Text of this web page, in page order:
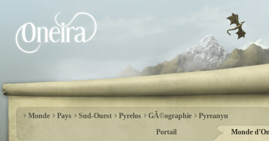
Monde Pays Sud-Ouest Pyrelos GÃ©ographie
Pyreanyn
Portail
Monde